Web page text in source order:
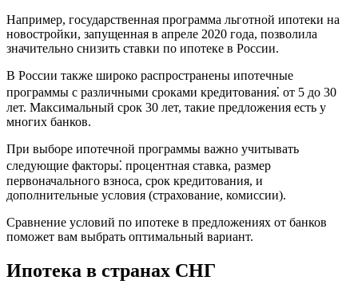
Например, государственная программа льготной ипотеки на
новостройки, запущенная в апреле 2020 года, позволила
значительно снизить ставки по ипотеке в России.
В России также широко распространены ипотечные
программы с различными сроками кредитования⁚ от 5 до 30
лет. Максимальный срок 30 лет, такие предложения есть у
многих банков.
При выборе ипотечной программы важно учитывать
следующие факторы⁚ процентная ставка, размер
первоначального взноса, срок кредитования, и
дополнительные условия (страхование, комиссии).
Сравнение условий по ипотеке в предложениях от банков
поможет вам выбрать оптимальный вариант.
Ипотека в странах СНГ